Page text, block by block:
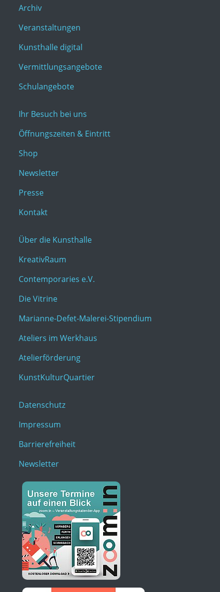
Archiv
Veranstaltungen
Kunsthalle digital
Vermittlungsangebote
Schulangebote
Ihr Besuch bei uns
Öffnungszeiten & Eintritt
Shop
Newsletter
Presse
Kontakt
Über die Kunsthalle
KreativRaum
Contemporaries e.V.
Die Vitrine
Marianne-Defet-Malerei-Stipendium
Ateliers im Werkhaus
Atelierförderung
KunstKulturQuartier
Datenschutz
Impressum
Barrierefreiheit
Newsletter